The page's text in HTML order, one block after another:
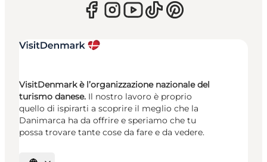
VisitDenmark è l’organizzazione nazionale del
turismo danese. Il nostro lavoro è proprio
quello di ispirarti a scoprire il meglio che la
Danimarca ha da offrire e speriamo che tu
possa trovare tante cose da fare e da vedere.